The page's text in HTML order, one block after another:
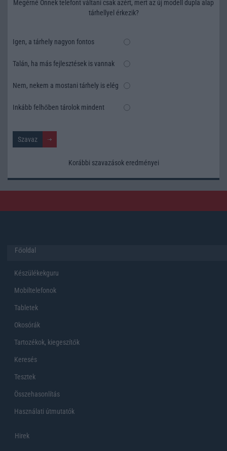
Megérné Önnek telefont váltani csak azért, mert az új modell dupla alap
tárhellyel érkezik?
Igen, a tárhely nagyon fontos
Talán, ha más fejlesztések is vannak
Nem, nekem a mostani tárhely is elég
Inkább felhőben tárolok mindent
Korábbi szavazások eredményei
Főoldal
Készülékekguru
Mobiltelefonok
Tabletek
Okosórák
Tartozékok, kiegeszítők
Keresés
Tesztek
Összehasonlítás
Használati útmutatók
Hirek